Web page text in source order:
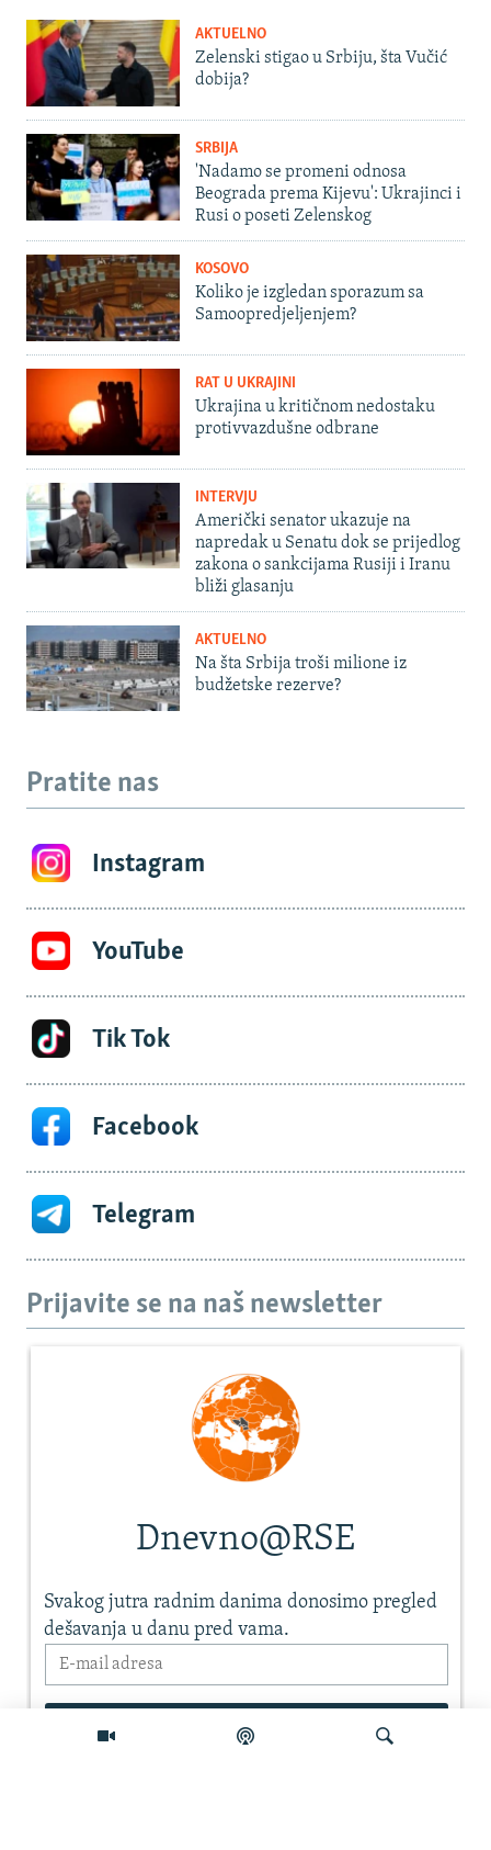
AKTUELNO
Zelenski stigao u Srbiju, šta Vučić
dobija?
SRBIJA
'Nadamo se promeni odnosa
Beograda prema Kijevu': Ukrajinci i
Rusi o poseti Zelenskog
KOSOVO
Koliko je izgledan sporazum sa
Samoopredjeljenjem?
RAT U UKRAJINI
Ukrajina u kritičnom nedostaku
protivvazdušne odbrane
INTERVJU
Američki senator ukazuje na
napredak u Senatu dok se prijedlog
zakona o sankcijama Rusiji i Iranu
bliži glasanju
AKTUELNO
Na šta Srbija troši milione iz
budžetske rezerve?
Pratite nas
Instagram
YouTube
Tik Tok
Facebook
Telegram
Prijavite se na naš newsletter